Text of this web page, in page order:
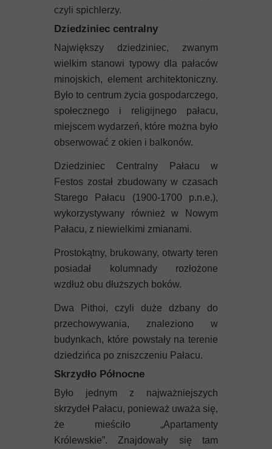
czyli spichlerzy.
Dziedziniec centralny
Największy dziedziniec, zwanym
wielkim stanowi typowy dla pałaców
minojskich, element architektoniczny.
Było to centrum życia gospodarczego,
społecznego i religijnego pałacu,
miejscem wydarzeń, które można było
obserwować z okien i balkonów.
Dziedziniec Centralny Pałacu w
Festos został zbudowany w czasach
Starego Pałacu (1900-1700 p.n.e.),
wykorzystywany również w Nowym
Pałacu, z niewielkimi zmianami.
Prostokątny, brukowany, otwarty teren
posiadał kolumnady rozłożone
wzdłuż obu dłuższych boków.
Dwa Pithoi, czyli duże dzbany do
przechowywania, znaleziono w
budynkach, które powstały na terenie
dziedzińca po zniszczeniu Pałacu.
Skrzydło Północne
Było jednym z najważniejszych
skrzydeł Pałacu, ponieważ uważa się,
że mieściło „Apartamenty
Królewskie”. Znajdowały się tam